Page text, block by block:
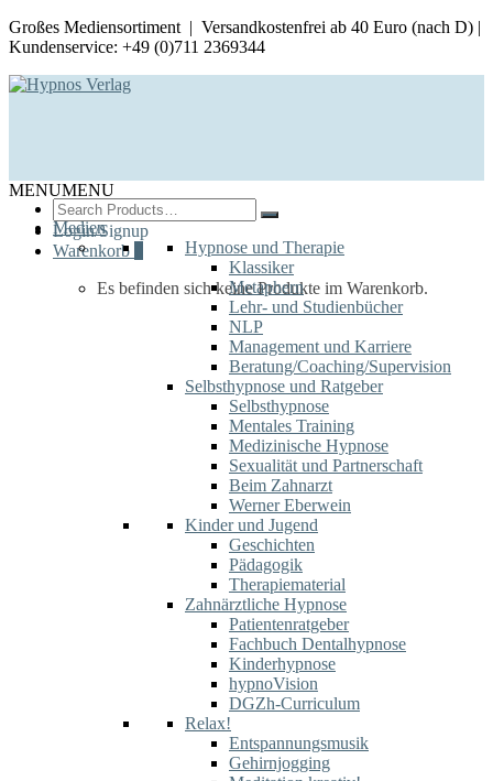
Großes Mediensortiment | Versandkostenfrei ab 40 Euro (nach D) |
Kundenservice: +49 (0)711 2369344
Search
for:
Login/Signup
Warenkorb
Es befinden sich keine Produkte im Warenkorb.
MENUMENU
Medien
Hypnose und Therapie
Klassiker
Metaphern
Lehr- und Studienbücher
NLP
Management und Karriere
Beratung/Coaching/Supervision
Selbsthypnose und Ratgeber
Selbsthypnose
Mentales Training
Medizinische Hypnose
Sexualität und Partnerschaft
Beim Zahnarzt
Werner Eberwein
Kinder und Jugend
Geschichten
Pädagogik
Therapiematerial
Zahnärztliche Hypnose
Patientenratgeber
Fachbuch Dentalhypnose
Kinderhypnose
hypnoVision
DGZh-Curriculum
Relax!
Entspannungsmusik
Gehirnjogging